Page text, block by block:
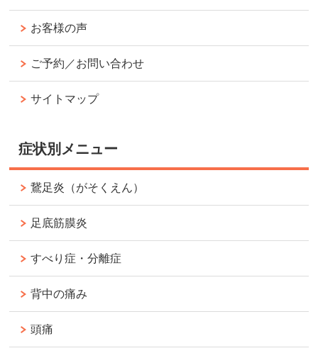
お客様の声
ご予約／お問い合わせ
サイトマップ
症状別メニュー
鵞足炎（がそくえん）
足底筋膜炎
すべり症・分離症
背中の痛み
頭痛